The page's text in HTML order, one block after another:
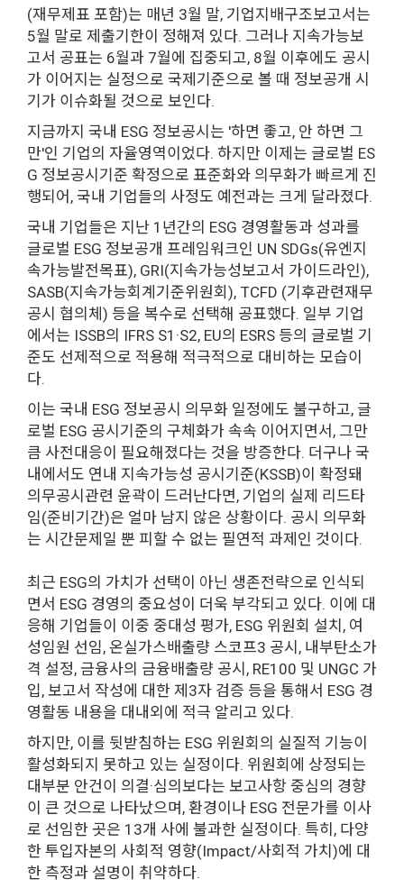
(재무제표 포함)는 매년 3월 말, 기업지배구조보고서는
5월 말로 제출기한이 정해져 있다. 그러나 지속가능보
고서 공표는 6월과 7월에 집중되고, 8월 이후에도 공시
가 이어지는 실정으로 국제기준으로 볼 때 정보공개 시
기가 이슈화될 것으로 보인다.
지금까지 국내 ESG 정보공시는 '하면 좋고, 안 하면 그
만'인 기업의 자율영역이었다. 하지만 이제는 글로벌 ES
G 정보공시기준 확정으로 표준화와 의무화가 빠르게 진
행되어, 국내 기업들의 사정도 예전과는 크게 달라졌다.
국내 기업들은 지난 1년간의 ESG 경영활동과 성과를
글로벌 ESG 정보공개 프레임워크인 UN SDGs(유엔지
속가능발전목표), GRI(지속가능성보고서 가이드라인),
SASB(지속가능회계기준위원회), TCFD (기후관련재무
공시 협의체) 등을 복수로 선택해 공표했다. 일부 기업
에서는 ISSB의 IFRS S1·S2, EU의 ESRS 등의 글로벌 기
준도 선제적으로 적용해 적극적으로 대비하는 모습이
다.
이는 국내 ESG 정보공시 의무화 일정에도 불구하고, 글
로벌 ESG 공시기준의 구체화가 속속 이어지면서, 그만
큼 사전대응이 필요해졌다는 것을 방증한다. 더구나 국
내에서도 연내 지속가능성 공시기준(KSSB)이 확정돼
의무공시관련 윤곽이 드러난다면, 기업의 실제 리드타
임(준비기간)은 얼마 남지 않은 상황이다. 공시 의무화
는 시간문제일 뿐 피할 수 없는 필연적 과제인 것이다.
최근 ESG의 가치가 선택이 아닌 생존전략으로 인식되
면서 ESG 경영의 중요성이 더욱 부각되고 있다. 이에 대
응해 기업들이 이중 중대성 평가, ESG 위원회 설치, 여
성임원 선임, 온실가스배출량 스코프3 공시, 내부탄소가
격 설정, 금융사의 금융배출량 공시, RE100 및 UNGC 가
입, 보고서 작성에 대한 제3자 검증 등을 통해서 ESG 경
영활동 내용을 대내외에 적극 알리고 있다.
하지만, 이를 뒷받침하는 ESG 위원회의 실질적 기능이
활성화되지 못하고 있는 실정이다. 위원회에 상정되는
대부분 안건이 의결·심의보다는 보고사항 중심의 경향
이 큰 것으로 나타났으며, 환경이나 ESG 전문가를 이사
로 선임한 곳은 13개 사에 불과한 실정이다. 특히, 다양
한 투입자본의 사회적 영향(Impact/사회적 가치)에 대
한 측정과 설명이 취약하다.